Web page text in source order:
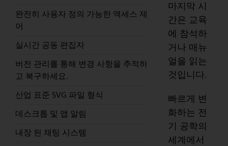
완전히 사용자 정의 가능한 액세스 제
어
실시간 공동 편집자
버전 관리를 통해 변경 사항을 추적하
고 복구하세요.
산업 표준 SVG 파일 형식
데스크톱 및 앱 알림
내장 된 채팅 시스템
마지막 시
간은 교육
에 참석하
거나 매뉴
얼을 읽는
것입니다.
빠르게 변
화하는 전
기 공학의
세계에서